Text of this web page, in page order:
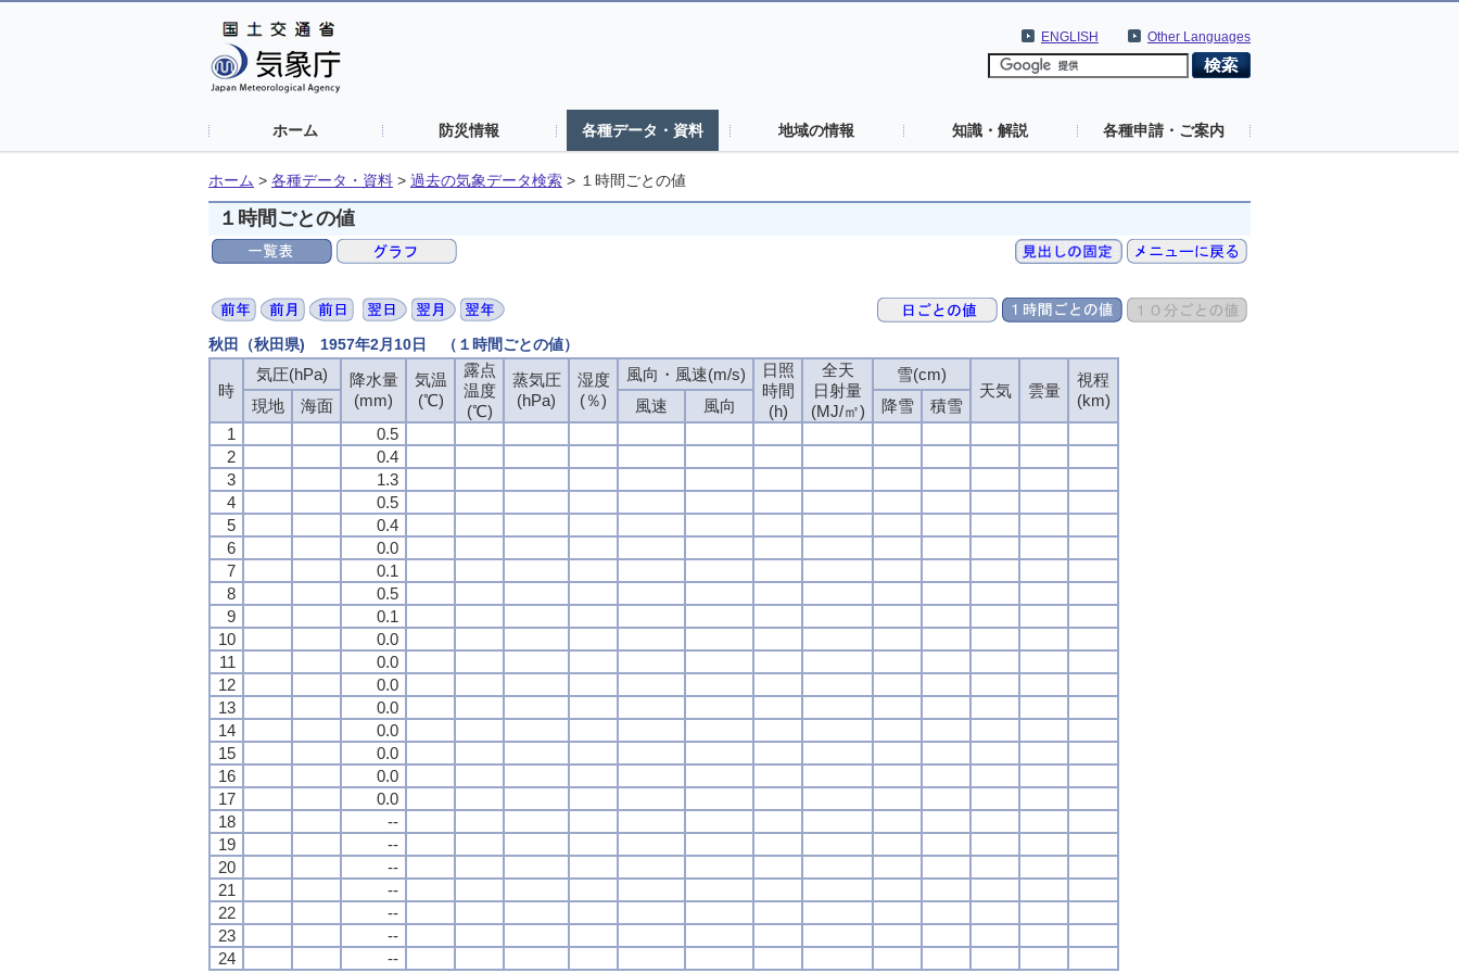
Other Languages
ENGLISH
ホーム 防災情報 各種データ・資料 地域の情報 知識・解説 各種申請・ご案内
ホーム > 各種データ・資料 > 過去の気象データ検索 > １時間ごとの値
１時間ごとの値
秋田（秋田県) 1957年2月10日 （１時間ごとの値）
時
気圧(hPa)
降水量
(mm)
気温
(℃)
露点
温度
(℃)
蒸気圧
(hPa)
湿度
(％)
風向・風速(m/s)
日照
時間
(h)
全天
日射量
(MJ/㎡)
雪(cm)
天気
雲量
視程
(km)
現地 海面 風速 風向 降雪
積雪
1
0.5
2
0.4
3
1.3
4
0.5
5
0.4
6
0.0
7
0.1
8
0.5
9
0.1
10
0.0
11
0.0
12
0.0
13
0.0
14
0.0
15
0.0
16
0.0
17
0.0
18
--
19
--
20
--
21
--
22
--
23
--
24
--